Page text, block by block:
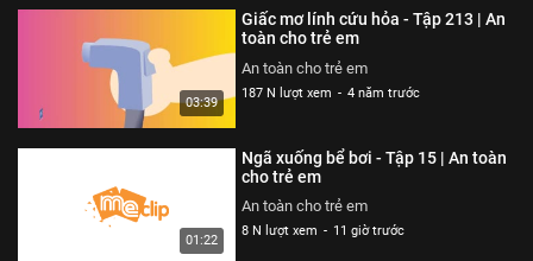
An toàn cho trẻ em
26 N lượt xem
An toàn cho trẻ em
An toàn cho trẻ em
26 N lượt xem
03:39
Giấc mơ lính cứu hỏa - Tập 213 | An
toàn cho trẻ em
An toàn cho trẻ em
187 N lượt xem - 4 năm trước
01:22
Ngã xuống bể bơi - Tập 15 | An toàn
cho trẻ em
An toàn cho trẻ em
8 N lượt xem - 11 giờ trước